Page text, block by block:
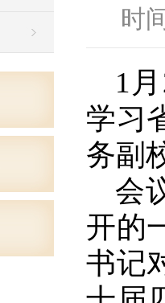
时
1
学习
务副
会
开的
书记